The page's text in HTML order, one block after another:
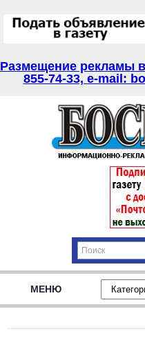
Размещение рекламы
855-74-33, e-mail:
МЕНЮ